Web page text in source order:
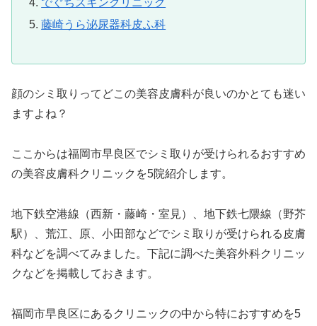
藤崎うら泌尿器科皮ふ科
顔のシミ取りってどこの美容皮膚科が良いのかとても迷い
ますよね？
ここからは福岡市早良区でシミ取りが受けられるおすすめ
の美容皮膚科クリニックを5院紹介します。
地下鉄空港線（西新・藤崎・室見）、地下鉄七隈線（野芥
駅）、荒江、原、小田部などでシミ取りが受けられる皮膚
科などを調べてみました。下記に調べた美容外科クリニッ
クなどを掲載しておきます。
福岡市早良区にあるクリニックの中から特におすすめを5